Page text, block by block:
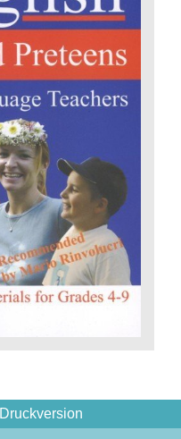
Druckversion